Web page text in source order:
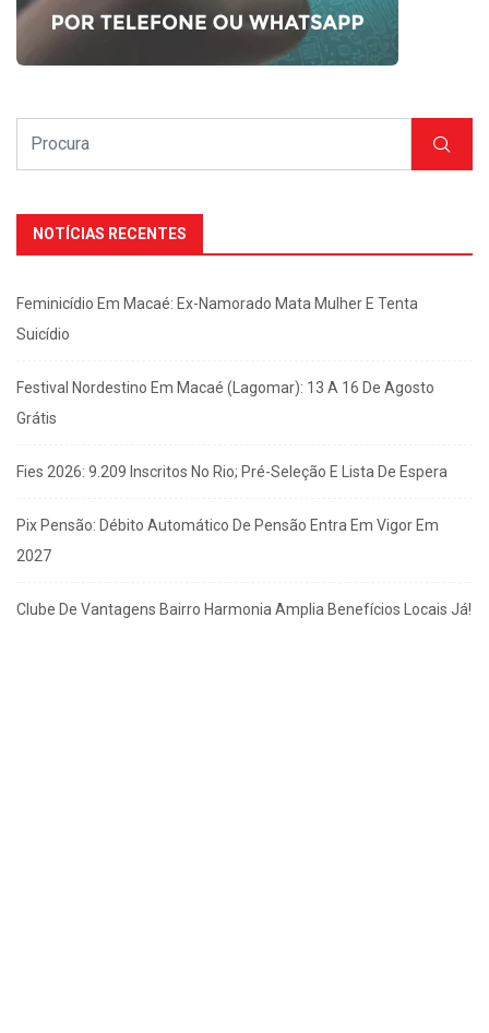
NOTÍCIAS RECENTES
Feminicídio Em Macaé: Ex-Namorado Mata Mulher E Tenta
Suicídio
Festival Nordestino Em Macaé (Lagomar): 13 A 16 De Agosto
Grátis
Fies 2026: 9.209 Inscritos No Rio; Pré-Seleção E Lista De Espera
Pix Pensão: Débito Automático De Pensão Entra Em Vigor Em
2027
Clube De Vantagens Bairro Harmonia Amplia Benefícios Locais Já!